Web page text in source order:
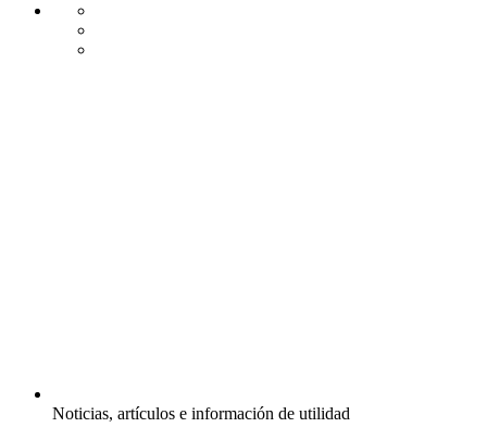
Noticias, artículos e información de utilidad